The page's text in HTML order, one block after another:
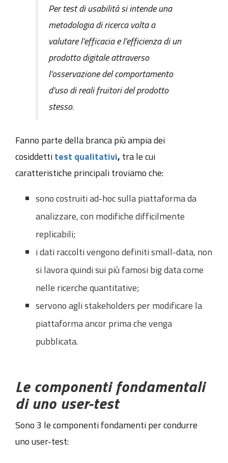
Per test di usabilità si intende una
metodologia di ricerca volta a
valutare l’efficacia e l’efficienza di un
prodotto digitale attraverso
l’osservazione del comportamento
d’uso di reali fruitori del prodotto
stesso.
Fanno parte della branca più ampia dei
cosiddettitest qualitativi, tra le cui
caratteristiche principali troviamo che:
sono costruiti ad-hoc sulla piattaforma da
analizzare, con modifiche difficilmente
replicabili;
i dati raccolti vengono definiti small-data, non
si lavora quindi sui più famosi big data come
nelle ricerche quantitative;
servono agli stakeholders per modificare la
piattaforma ancor prima che venga
pubblicata.
Le componenti fondamentali
di uno user-test
Sono 3 le componenti fondamenti per condurre
uno user-test: